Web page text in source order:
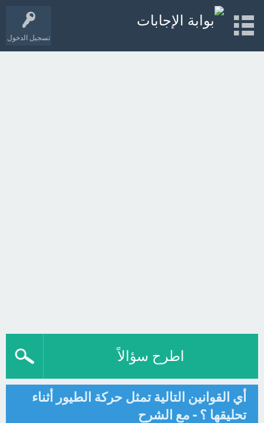
تسجيل الدخول
اطرح سؤالاً
أي القوانين التالية تمثل حركة الطيور أثناء
تحليقها ؟ - مع الشرح